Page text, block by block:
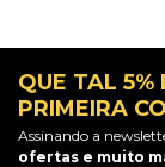
QUE TAL 5%
PRIMEIRA
Assinando a
ofertas e muito